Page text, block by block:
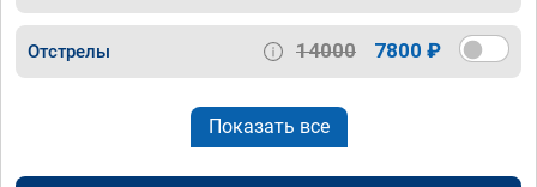
Отстрелы 14000 7800 ₽
Показать все